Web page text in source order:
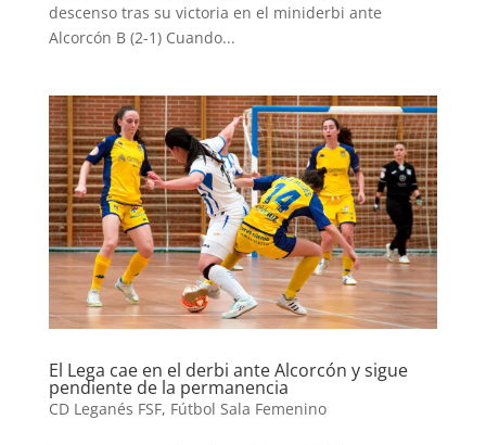
descenso tras su victoria en el miniderbi ante
Alcorcón B (2-1) Cuando...
El Lega cae en el derbi ante Alcorcón y sigue
pendiente de la permanencia
CD Leganés FSF, Fútbol Sala Femenino